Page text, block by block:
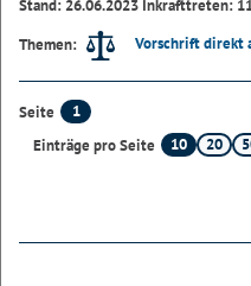
Stand: 26.06.2023 Inkrafttreten:
Themen:
Vorschrift direkt
Seite
1
Einträge pro Seite
10 20